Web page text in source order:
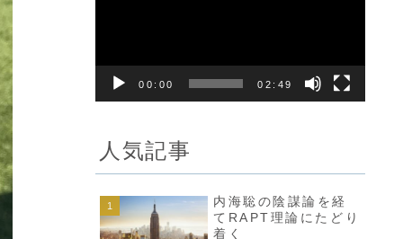
00:00 02:49
人気記事
内海聡の陰謀論を経
てRAPT理論にたどり
着く